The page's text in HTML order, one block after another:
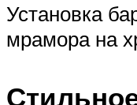
Установка
мрамора на